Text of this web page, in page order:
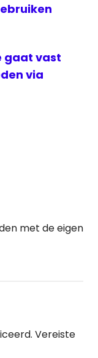
gaat vast
via
met de eigen
Vereiste